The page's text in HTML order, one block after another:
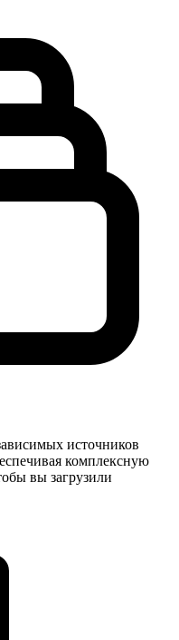
источников
комплексную
вы загрузили